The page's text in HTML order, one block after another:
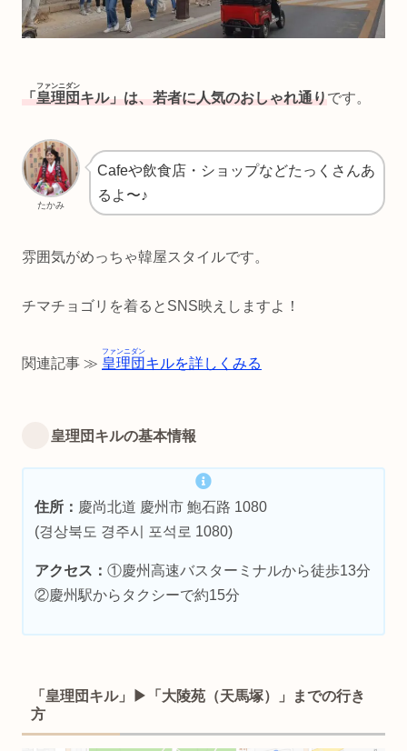
「皇理団
ファンニダン
キル」は、若者に人気のおしゃれ通りです。
たかみ
Cafeや飲食店・ショップなどたっくさんあ
るよ〜♪
雰囲気がめっちゃ韓屋スタイルです。
チマチョゴリを着るとSNS映えしますよ！
関連記事 ≫ 皇理団
ファンニダン
キルを詳しくみる
皇理団キルの基本情報
住所： 慶尚北道 慶州市 鮑石路 1080
(경상북도 경주시 포석로 1080)
アクセス：①慶州高速バスターミナルから徒歩13分
②慶州駅からタクシーで約15分
「皇理団キル」▶︎「大陵苑（天馬塚）」までの行き
方